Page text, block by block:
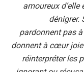
amoureux d’elle
dénigrer.
pardonnent pas à
donnent à cœur joie
réinterpréter les